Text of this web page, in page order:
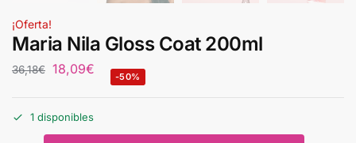
¡Oferta!
Maria Nila Gloss Coat 200ml
36,18€ 18,09€ -50%
1 disponibles